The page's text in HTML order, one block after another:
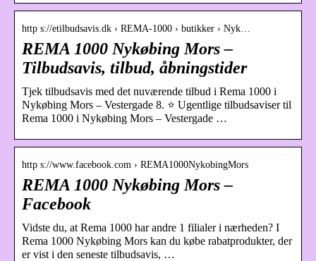
http s://etilbudsavis.dk › REMA-1000 › butikker › Nyk…
REMA 1000 Nykøbing Mors –
Tilbudsavis, tilbud, åbningstider
Tjek tilbudsavis med det nuværende tilbud i Rema 1000 i
Nykøbing Mors – Vestergade 8. ⭐ Ugentlige tilbudsaviser til
Rema 1000 i Nykøbing Mors – Vestergade …
http s://www.facebook.com › REMA1000NykobingMors
REMA 1000 Nykøbing Mors –
Facebook
Vidste du, at Rema 1000 har andre 1 filialer i nærheden? I
Rema 1000 Nykøbing Mors kan du købe rabatprodukter, der
er vist i den seneste tilbudsavis, …